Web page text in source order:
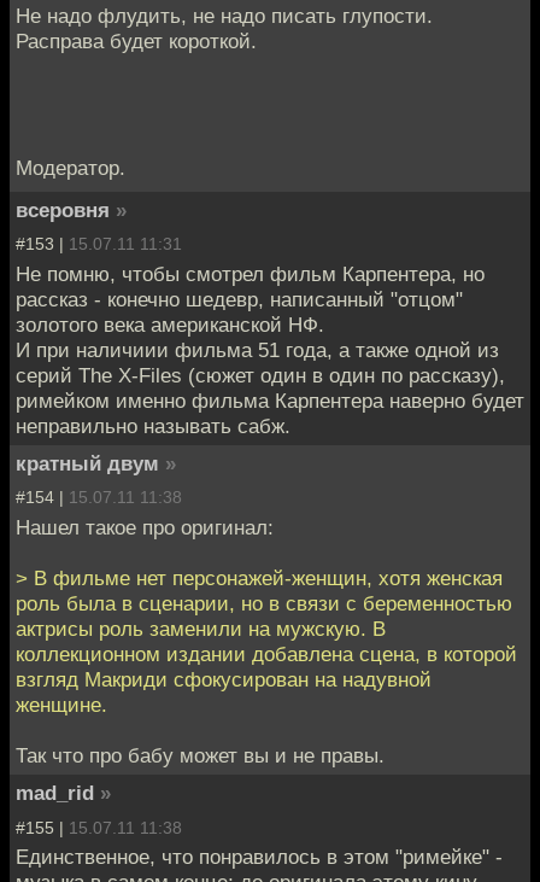
Не надо флудить, не надо писать глупости.
Расправа будет короткой.
Модератор.
всеровня »
#153 | 15.07.11 11:31
Не помню, чтобы смотрел фильм Карпентера, но
рассказ - конечно шедевр, написанный "отцом"
золотого века американской НФ.
И при наличиии фильма 51 года, а также одной из
серий The X-Files (сюжет один в один по рассказу),
римейком именно фильма Карпентера наверно будет
неправильно называть сабж.
кратный двум »
#154 | 15.07.11 11:38
Нашел такое про оригинал:
> В фильме нет персонажей-женщин, хотя женская
роль была в сценарии, но в связи с беременностью
актрисы роль заменили на мужскую. В
коллекционном издании добавлена сцена, в которой
взгляд Макриди сфокусирован на надувной
женщине.
Так что про бабу может вы и не правы.
mad_rid »
#155 | 15.07.11 11:38
Единственное, что понравилось в этом "римейке" -